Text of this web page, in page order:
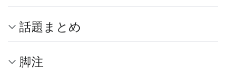
話題まとめ
脚注